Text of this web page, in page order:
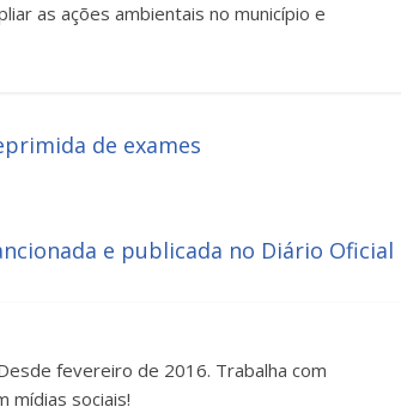
as ações ambientais no município e
de exames
e publicada no Diário Oficial
fevereiro de 2016. Trabalha com
mídias sociais!